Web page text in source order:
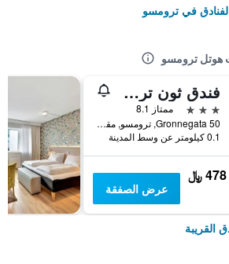
في ترومسو
هوتل ترومسو
فندق ثون ترومسو
3 نجوم
ممتاز 8.1
Gronnegata 50, ترومسو, مقاطعة ترومس, النرويج
0.1 كيلومتر عن وسط المدينة
478 ﷼
عرض الصفقة
القريبة